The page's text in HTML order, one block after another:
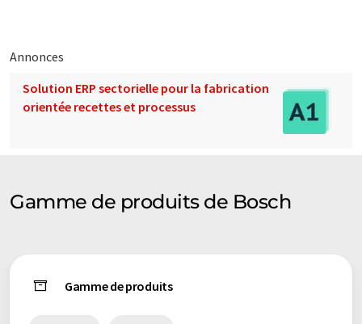
Annonces
Solution ERP sectorielle pour la fabrication
orientée recettes et processus
Gamme de produits de Bosch
Gamme de produits